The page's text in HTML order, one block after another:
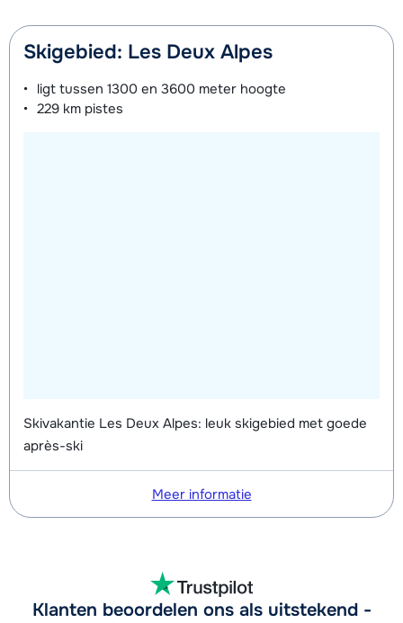
Skigebied: Les Deux Alpes
ligt tussen 1300 en 3600 meter hoogte
229 km pistes
Skivakantie Les Deux Alpes: leuk skigebied met goede
après-ski
Meer informatie
Klanten beoordelen ons als uitstekend -